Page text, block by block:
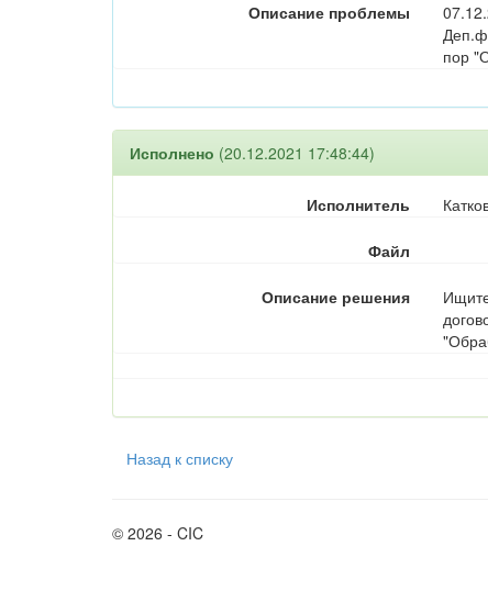
Описание проблемы
пор
Исполнено (20.12.2021 17:48:44)
Исполнитель
Файл
Описание решения
Назад к списку
© 2026 - CIC